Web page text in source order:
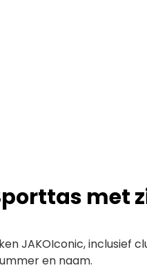
met
JAKOIconic, inclusief
en naam.